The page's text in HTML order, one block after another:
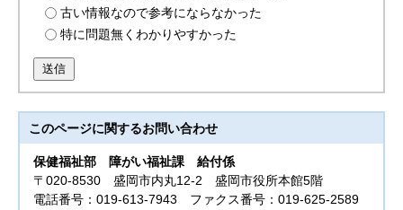
古い情報なので参考にならなかった
特に問題無くわかりやすかった
送信
このページに関するお問い合わせ
保健福祉部
障がい福祉課 給付係
〒020-8530 盛岡市内丸12-2 盛岡市役所本館5階
電話番号：019-613-7943 ファクス番号：019-625-2589